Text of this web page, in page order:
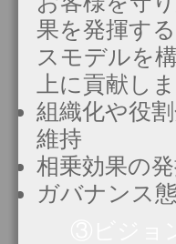
果を発揮す
スモデルを
上に貢献しま
組織化や役
維持
相乗効果の
ガバナンス